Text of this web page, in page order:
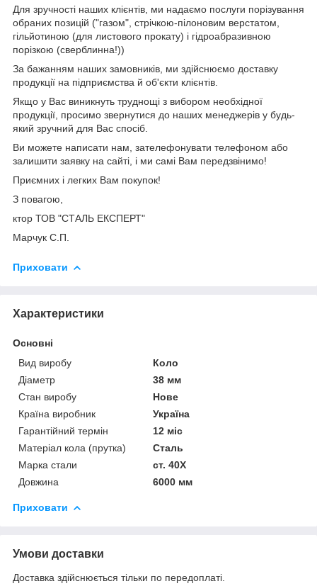
Для зручності наших клієнтів, ми надаємо послуги порізування
обраних позицій ("газом", стрічкою-пілоновим верстатом,
гільйотиною (для листового прокату) і гідроабразивною
порізкою (сверблинна!))
За бажанням наших замовників, ми здійснюємо доставку
продукції на підприємства й об'єкти клієнтів.
Якщо у Вас виникнуть труднощі з вибором необхідної
продукції, просимо звернутися до наших менеджерів у будь-
який зручний для Вас спосіб.
Ви можете написати нам, зателефонувати телефоном або
залишити заявку на сайті, і ми самі Вам передзвінимо!
Приємних і легких Вам покупок!
З повагою,
ктор ТОВ "СТАЛЬ ЕКСПЕРТ"
Марчук С.П.
Приховати
Характеристики
Основні
Вид виробу
Коло
Діаметр
38 мм
Стан виробу
Нове
Країна виробник
Україна
Гарантійний термін
12 міс
Матеріал кола (прутка)
Сталь
Марка стали
ст. 40Х
Довжина
6000 мм
Приховати
Умови доставки
Доставка здійснюється тільки по передоплаті.